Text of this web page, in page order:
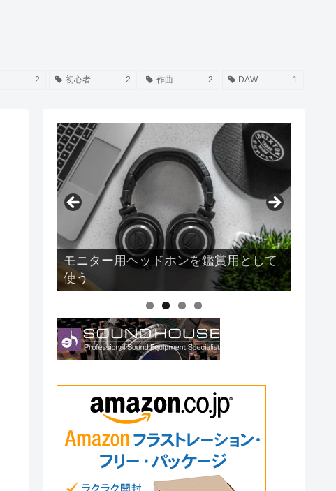
2 初心者 2 作曲 2 DAW 1
Earpodsの音質は結局どうなのか